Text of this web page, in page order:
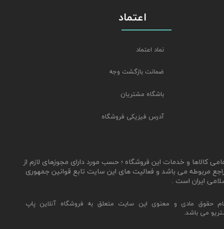
حقوق مادی و معنوی این سایت متعلق به فروشگاه آنلاین پاپ
می باشد.
اعتماد
نماد اعتماد
ضمانت بازگشت وجه
باشگاه مشتریان
آدرس فیزیکی فروشگاه
کالاها و خدمات این فروشگاه ؛ حسب مورد دارای مجوزهای لازم از
مربوطه می باشد و فعالیت های این سایت تابع قوانین جمهوری
ایران است .